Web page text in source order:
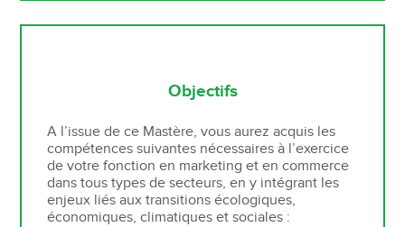
Objectifs
A l’issue de ce Mastère, vous aurez acquis les
compétences suivantes nécessaires à l’exercice
de votre fonction en marketing et en commerce
dans tous types de secteurs, en y intégrant les
enjeux liés aux transitions écologiques,
économiques, climatiques et sociales :